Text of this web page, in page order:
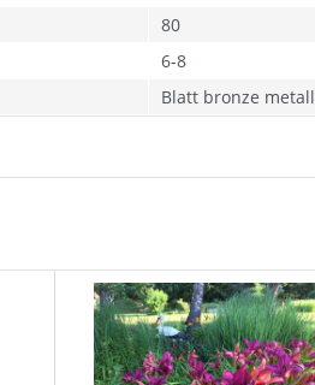
80
6-8
Blatt bronze